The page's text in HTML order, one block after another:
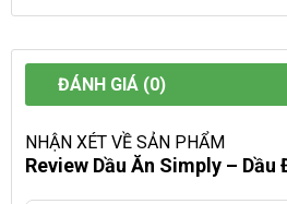
ĐÁNH GIÁ (0)
NHẬN XÉT VỀ SẢN PHẨM
Review Dầu Ăn Simply –